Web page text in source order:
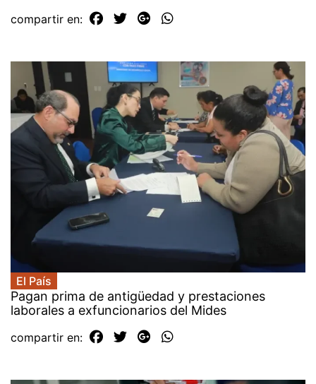
compartir en:
El País
Pagan prima de antigüedad y prestaciones
laborales a exfuncionarios del Mides
compartir en: